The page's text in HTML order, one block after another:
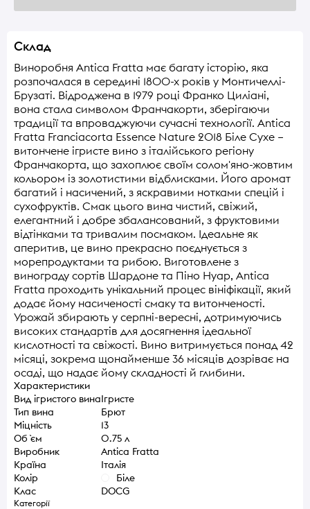
Склад
Виноробня Antica Fratta має багату історію, яка
розпочалася в середині 1800-х років у Монтичеллі-
Брузаті. Відроджена в 1979 році Франко Циліані,
вона стала символом Франчакорти, зберігаючи
традиції та впроваджуючи сучасні технології. Antica
Fratta Franciacorta Essence Nature 2018 Біле Сухе –
витончене ігристе вино з італійського регіону
Франчакорта, що захоплює своїм солом'яно-жовтим
кольором із золотистими відблисками. Його аромат
багатий і насичений, з яскравими нотками спецій і
сухофруктів. Смак цього вина чистий, свіжий,
елегантний і добре збалансований, з фруктовими
відтінками та тривалим посмаком. Ідеальне як
аперитив, це вино прекрасно поєднується з
морепродуктами та рибою. Виготовлене з
винограду сортів Шардоне та Піно Нуар, Antica
Fratta проходить унікальний процес вініфікації, який
додає йому насиченості смаку та витонченості.
Урожай збирають у серпні-вересні, дотримуючись
високих стандартів для досягнення ідеальної
кислотності та свіжості. Вино витримується понад 42
місяці, зокрема щонайменше 36 місяців дозріває на
осаді, що надає йому складності й глибини.
Характеристики
Вид ігристого винаІгристе
Тип вина
Брют
Міцність
13
Об `єм
0.75 л
Виробник
Antica Fratta
Країна
Італія
Колір
Біле
Клас
DOCG
Категорії